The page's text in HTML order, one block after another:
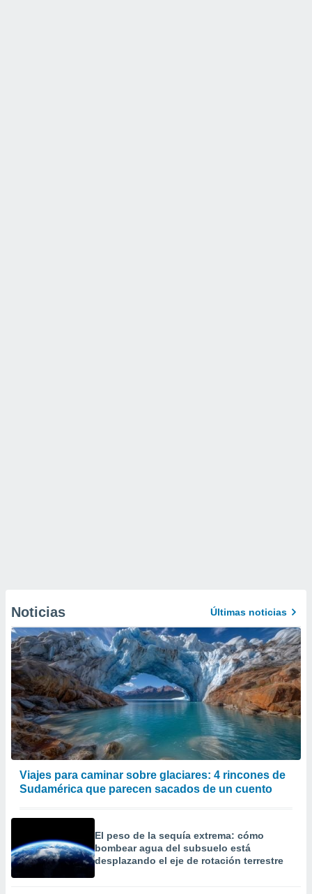
Noticias Últimas noticias
Viajes para caminar sobre glaciares: 4 rincones de
Sudamérica que parecen sacados de un cuento
El peso de la sequía extrema: cómo
bombear agua del subsuelo está
desplazando el eje de rotación terrestre